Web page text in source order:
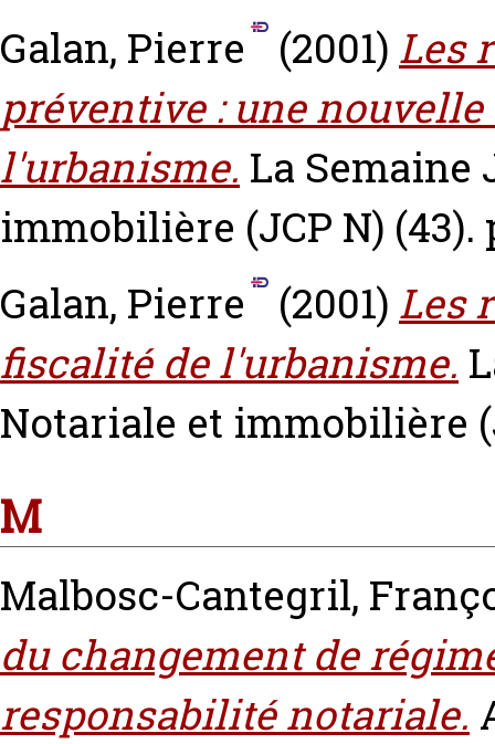
Galan, Pierre (2001) Les
préventive : une
l'urbanisme. La
immobilière (JCP N) (43).
Galan, Pierre
(2001) Les
fiscalité de l'urbanisme.
Notariale et immobilière
M
Malbosc-Cantegril,
du changement de
responsabilité notariale.